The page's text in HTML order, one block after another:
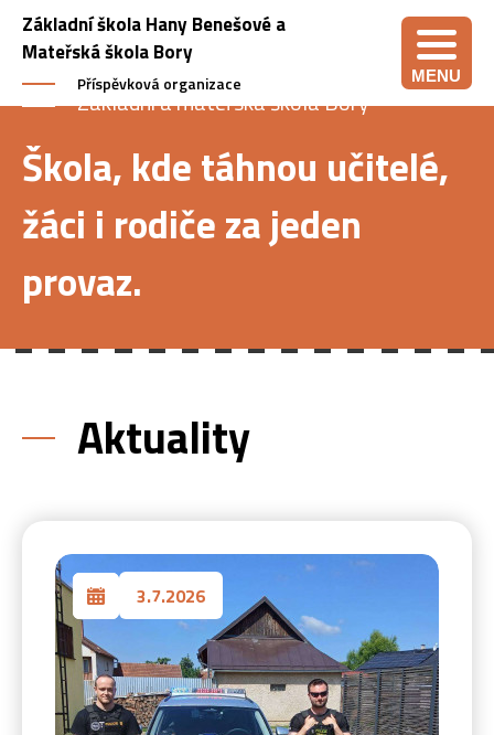
Základní škola Hany Benešové a
Mateřská škola Bory
Příspěvková organizace MENU
Základní a mateřská škola Bory
Škola, kde táhnou učitelé,
žáci i rodiče za jeden
provaz.
Aktuality
3.7.2026